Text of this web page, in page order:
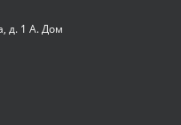
д. 1 А. Дом